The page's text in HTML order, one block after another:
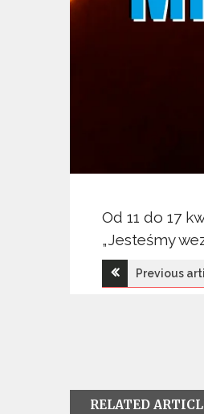
Od 11 do 17
„Jesteśmy
Previous
RELATED